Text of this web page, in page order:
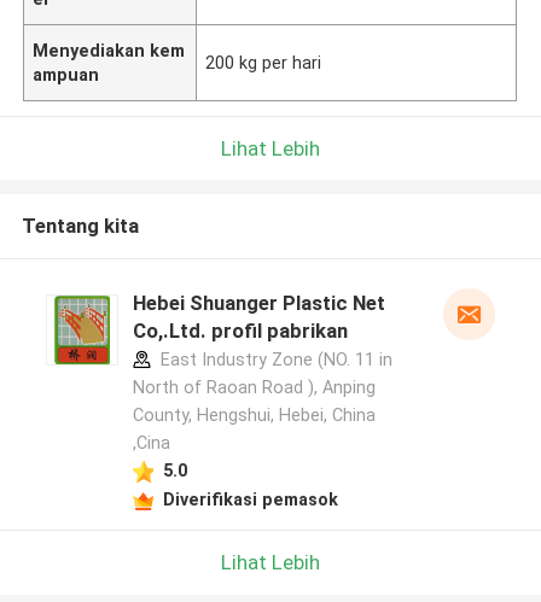
Menyediakan kem
ampuan
200 kg per hari
Lihat Lebih
Tentang kita
Hebei Shuanger Plastic Net
Co,.Ltd. profil pabrikan
East Industry Zone (NO. 11 in
North of Raoan Road ), Anping
County, Hengshui, Hebei, China
,Cina
5.0
Diverifikasi pemasok
Lihat Lebih